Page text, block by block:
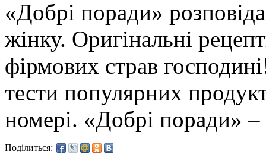
«Добрі поради»
жінку. Оригінальні
фірмових страв
тести популярних
номері. «Добрі поради»
Поділиться: